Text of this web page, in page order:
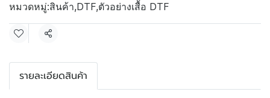
หมวดหมู่:สินค้า,DTF,ตัวอย่างเสื้อ DTF
แชร์
รายละเอียดสินค้า